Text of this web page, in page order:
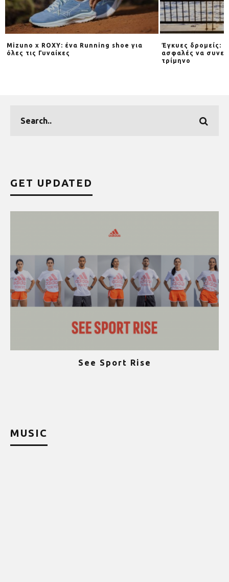
Mizuno x ROXY: ένα Running shoe για
όλες τις Γυναίκες
Έγκυες δρομείς: η
ασφαλές να
τρίμηνο
GET UPDATED
See Sport Rise
MUSIC